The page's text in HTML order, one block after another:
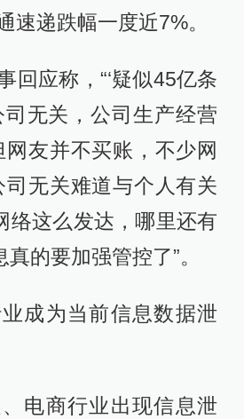
速递跌幅一度近7%。
回应称，“‘疑似45亿条
司无关，公司生产经营
网友并不买账，不少网
司无关难道与个人有关
络这么发达，哪里还有
真的要加强管控了”。
成为当前信息数据泄
电商行业出现信息泄